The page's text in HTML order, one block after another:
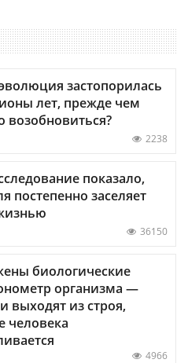
застопорилась
лет, прежде чем
возобновиться?
2238
показало,
постепенно заселяет
36150
биологические
организма —
выходят из строя,
человека
4966